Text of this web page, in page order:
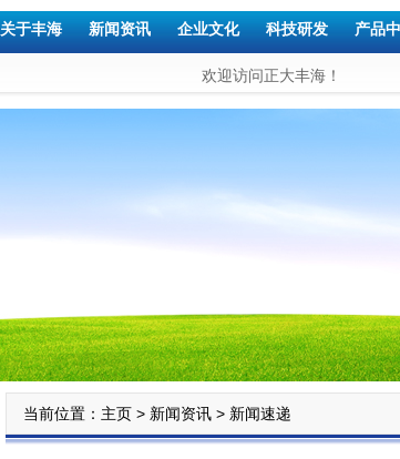
关于丰海 新闻资讯 企业文化 科技研发 产品
欢迎访问正大丰海！
当前位置： 主页> 新闻资讯> 新闻速递